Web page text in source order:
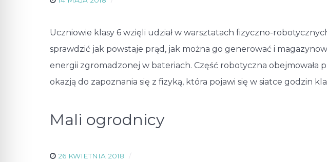
Uczniowie klasy 6 wzięli udział w warsztatach fizyczno-
sprawdzić jak powstaje prąd, jak można go generować i
energii zgromadzonej w bateriach. Część robotyczna obejmowała
okazją do zapoznania się z fizyką, która pojawi się w siatce godzin
Mali ogrodnicy
26 KWIETNIA 2018